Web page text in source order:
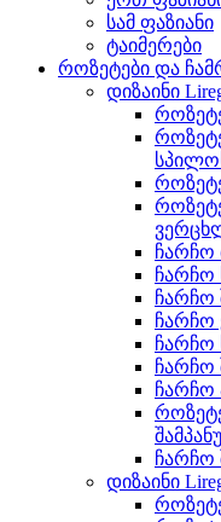
სამ ფაზიანი
ტაიმერები
როზეტები და
დიზაინი
ჩარჩო
ჩარჩო
ჩარჩო
ჩარჩო
ჩარჩო
ჩარჩო
ჩარჩო
დიზაინი